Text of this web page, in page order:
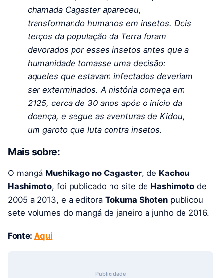
chamada Cagaster apareceu,
transformando humanos em insetos. Dois
terços da população da Terra foram
devorados por esses insetos antes que a
humanidade tomasse uma decisão:
aqueles que estavam infectados deveriam
ser exterminados. A história começa em
2125, cerca de 30 anos após o início da
doença, e segue as aventuras de Kidou,
um garoto que luta contra insetos.
Mais sobre:
O mangá Mushikago no Cagaster, de Kachou
Hashimoto, foi publicado no site de Hashimoto de
2005 a 2013, e a editora Tokuma Shoten publicou
sete volumes do mangá de janeiro a junho de 2016.
Fonte: Aqui
Publicidade